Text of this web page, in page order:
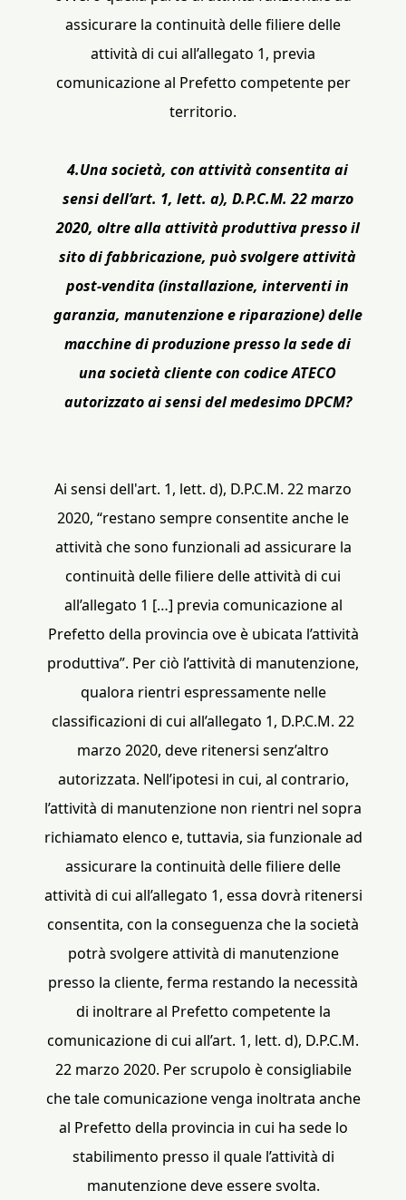
assicurare la continuità delle filiere delle
attività di cui all’allegato 1, previa
comunicazione al Prefetto competente per
territorio.
4.Una società, con attività consentita ai
sensi dell’art. 1, lett. a), D.P.C.M. 22 marzo
2020, oltre alla attività produttiva presso il
sito di fabbricazione, può svolgere attività
post-vendita (installazione, interventi in
garanzia, manutenzione e riparazione) delle
macchine di produzione presso la sede di
una società cliente con codice ATECO
autorizzato ai sensi del medesimo DPCM?
Ai sensi dell'art. 1, lett. d), D.P.C.M. 22 marzo
2020, “restano sempre consentite anche le
attività che sono funzionali ad assicurare la
continuità delle filiere delle attività di cui
all’allegato 1 […] previa comunicazione al
Prefetto della provincia ove è ubicata l’attività
produttiva”. Per ciò l’attività di manutenzione,
qualora rientri espressamente nelle
classificazioni di cui all’allegato 1, D.P.C.M. 22
marzo 2020, deve ritenersi senz’altro
autorizzata. Nell’ipotesi in cui, al contrario,
l’attività di manutenzione non rientri nel sopra
richiamato elenco e, tuttavia, sia funzionale ad
assicurare la continuità delle filiere delle
attività di cui all’allegato 1, essa dovrà ritenersi
consentita, con la conseguenza che la società
potrà svolgere attività di manutenzione
presso la cliente, ferma restando la necessità
di inoltrare al Prefetto competente la
comunicazione di cui all’art. 1, lett. d), D.P.C.M.
22 marzo 2020. Per scrupolo è consigliabile
che tale comunicazione venga inoltrata anche
al Prefetto della provincia in cui ha sede lo
stabilimento presso il quale l’attività di
manutenzione deve essere svolta.